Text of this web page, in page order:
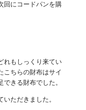
回にコードパンを購
れもしっくり来てい
こちらの財布はサイ
きる財布でした。
ただきました。